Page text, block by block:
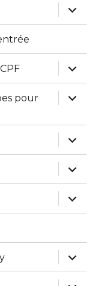
ouvrir
le
sous-
ouvrir
le
sous-
menu
pour
ouvrir
le
menu
ouvrir
le
sous-
menu
ouvrir
le
sous-
menu
ouvrir
le
sous-
ouvrir
le
sous-
menu
ouvrir